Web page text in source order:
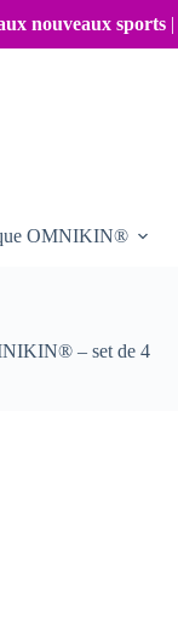
nouveaux sports|
OMNIKIN®
– set de 4